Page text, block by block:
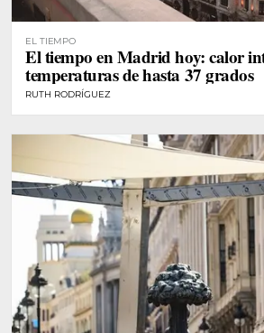
EL TIEMPO
El tiempo en Madrid hoy: calor
temperaturas de hasta 37 grados
RUTH RODRÍGUEZ